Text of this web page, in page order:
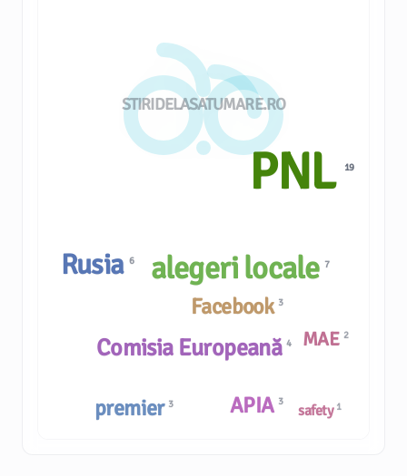
STIRIDELASATUMARE.RO
Facebook 3
safety 1
APIA 3
PNL 19
Comisia Europeană4
premier 3
alegeri locale7
Rusia6
MAE 2